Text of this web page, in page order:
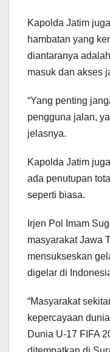
Kapolda Jatim
hambatan yang
diantaranya
masuk dan akses
“Yang penting
pengguna jalan,
jelasnya.
Kapolda Jatim
ada penutupan
seperti biasa.
Irjen Pol Imam
masyarakat Jawa
mensukseskan
digelar di
“Masyarakat
kepercayaan
Dunia U-17 FIFA